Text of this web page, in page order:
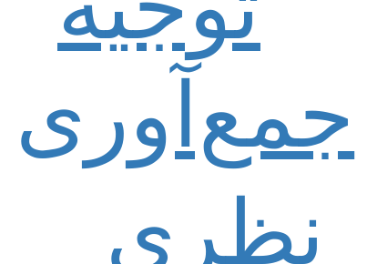
جمع‌آوری
نظری